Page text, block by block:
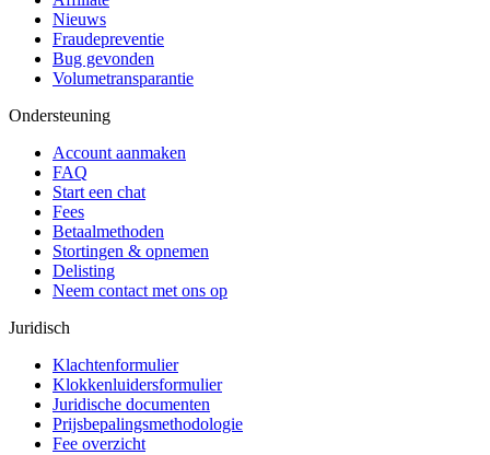
Nieuws
Fraudepreventie
Bug gevonden
Volumetransparantie
Ondersteuning
Account aanmaken
FAQ
Start een chat
Fees
Betaalmethoden
Stortingen & opnemen
Delisting
Neem contact met ons op
Juridisch
Klachtenformulier
Klokkenluidersformulier
Juridische documenten
Prijsbepalingsmethodologie
Fee overzicht